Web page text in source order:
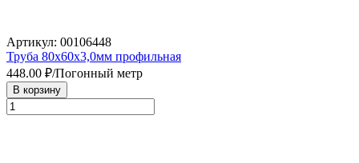
Артикул: 00106448
Труба 80х60х3,0мм профильная
448.00 ₽/Погонный метр
В корзину